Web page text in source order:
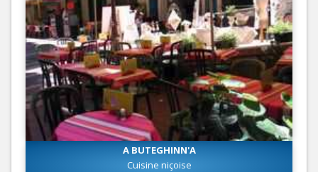
A BUTEGHINN'A
Cuisine niçoise